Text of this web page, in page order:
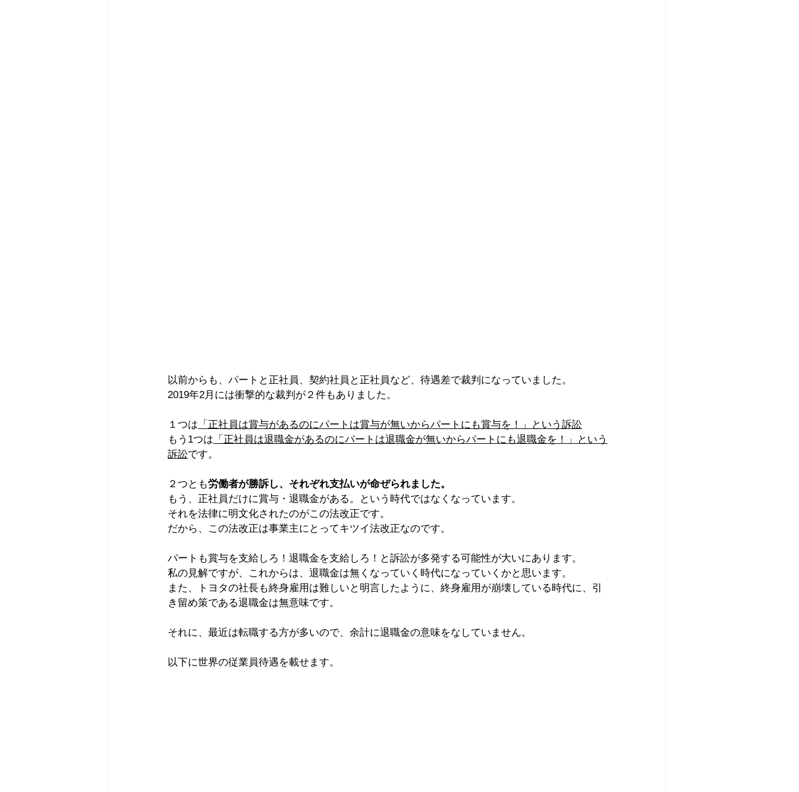
以前からも、パートと正社員、契約社員と正社員など、待遇差で裁判になっていました。
2019年2月には衝撃的な裁判が２件もありました。
１つは 「正社員は賞与があるのにパートは賞与が無いからパートにも賞与を！」という訴訟
もう1つは 「正社員は退職金があるのにパートは退職金が無いからパートにも退職金を！」という
訴訟です。
２つとも労働者が勝訴し、それぞれ支払いが命ぜられました。
もう、正社員だけに賞与・退職金がある。という時代ではなくなっています。
それを法律に明文化されたのがこの法改正です。
だから、この法改正は事業主にとってキツイ法改正なのです。
パートも賞与を支給しろ！退職金を支給しろ！と訴訟が多発する可能性が大いにあります。
私の見解ですが、これからは、退職金は無くなっていく時代になっていくかと思います。
また、トヨタの社長も終身雇用は難しいと明言したように、終身雇用が崩壊している時代に、引
き留め策である退職金は無意味です。
それに、最近は転職する方が多いので、余計に退職金の意味をなしていません。
以下に世界の従業員待遇を載せます。